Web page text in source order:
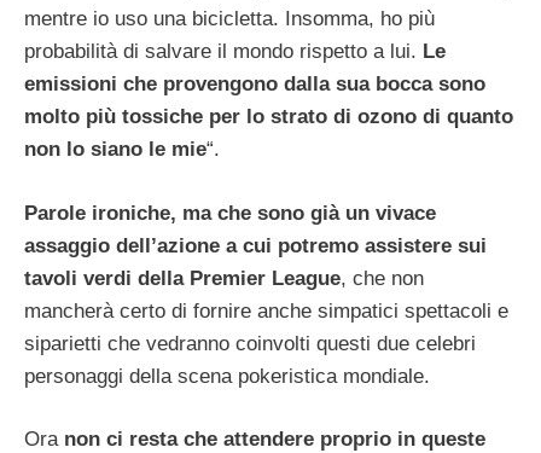
mentre io uso una bicicletta. Insomma, ho più
probabilità di salvare il mondo rispetto a lui. Le
emissioni che provengono dalla sua bocca sono
molto più tossiche per lo strato di ozono di quanto
non lo siano le mie“.
Parole ironiche, ma che sono già un vivace
assaggio dell’azione a cui potremo assistere sui
tavoli verdi della Premier League, che non
mancherà certo di fornire anche simpatici spettacoli e
siparietti che vedranno coinvolti questi due celebri
personaggi della scena pokeristica mondiale.
Ora non ci resta che attendere proprio in queste